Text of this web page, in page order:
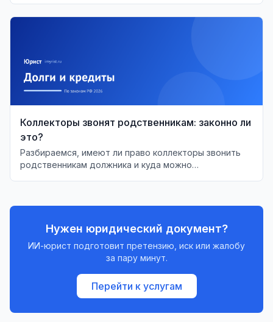
Коллекторы звонят родственникам: законно ли
это?
Разбираемся, имеют ли право коллекторы звонить
родственникам должника и куда можно
Нужен юридический документ?
ИИ-юрист подготовит претензию, иск или жалобу
за пару минут.
Перейти к услугам